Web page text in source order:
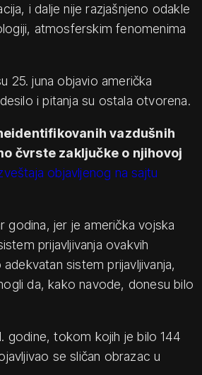
i dalje nije razjašnjeno odakle
atmosferskim fenomenima
25. juna objavio američka
i pitanja su ostala otvorena.
vazdušnih
čvrste zaključke o njihovoj
objavljenog na sajtu
godina, jer je američka vojska
prijavljivanja ovakvih
sistem prijavljivanja,
da, kako navode, donesu bilo
godine, tokom kojih je bilo 144
se sličan obrazac u